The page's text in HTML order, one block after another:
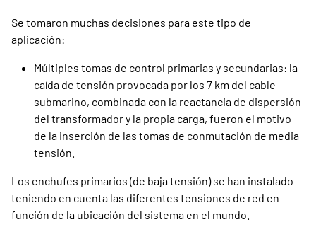
Se tomaron muchas decisiones para este tipo de
aplicación:
Múltiples tomas de control primarias y secundarias: la
caída de tensión provocada por los 7 km del cable
submarino, combinada con la reactancia de dispersión
del transformador y la propia carga, fueron el motivo
de la inserción de las tomas de conmutación de media
tensión.
Los enchufes primarios (de baja tensión) se han instalado
teniendo en cuenta las diferentes tensiones de red en
función de la ubicación del sistema en el mundo.